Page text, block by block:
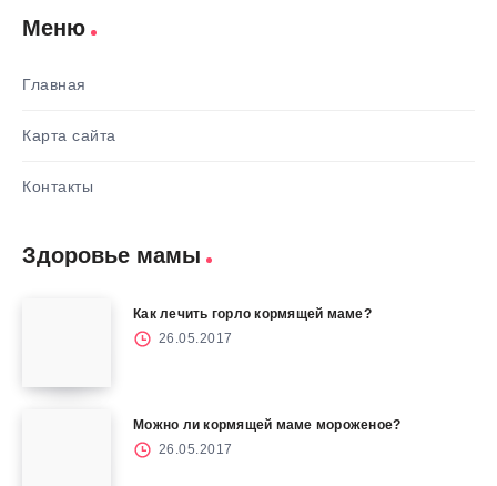
Меню
Главная
Карта сайта
Контакты
Здоровье мамы
Как лечить горло кормящей маме?
26.05.2017
Можно ли кормящей маме мороженое?
26.05.2017